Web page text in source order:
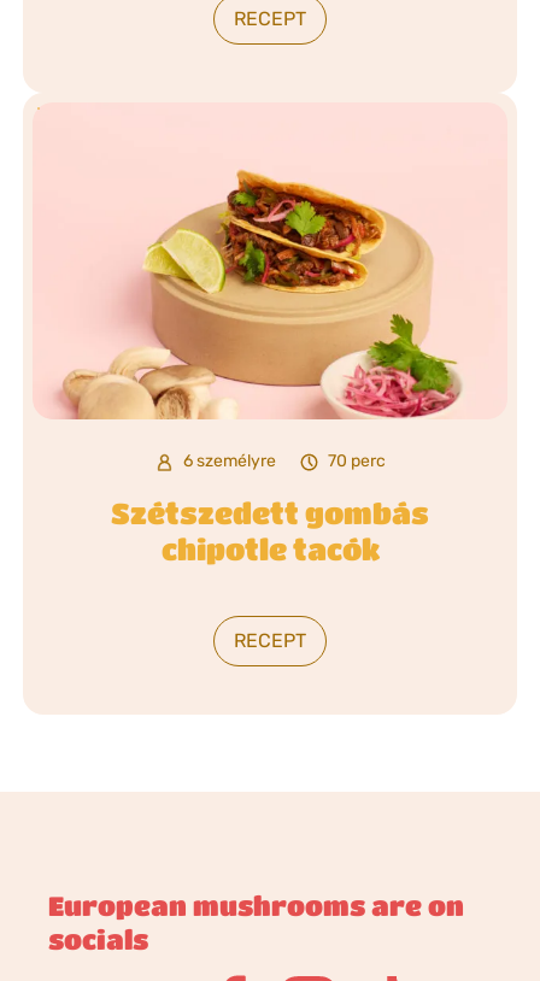
RECEPT
6 személyre 70 perc
Szétszedett gombás
chipotle tacók
RECEPT
European mushrooms are on
socials